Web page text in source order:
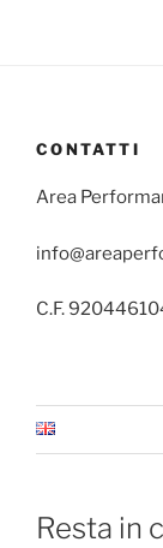
CONTATTI
Area
C.F.
Resta in